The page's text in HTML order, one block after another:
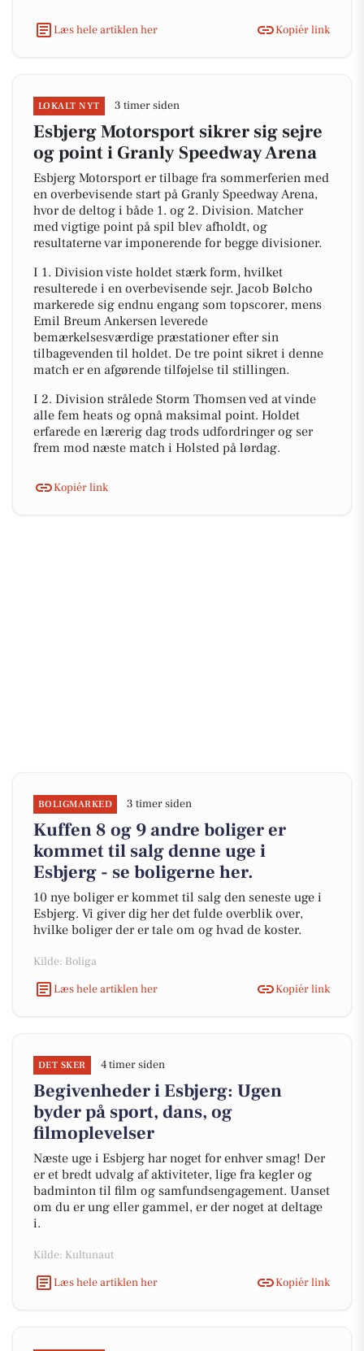
Læs hele artiklen her Kopiér link
LOKALT NYT 3 timer siden
Esbjerg Motorsport sikrer sig sejre
og point i Granly Speedway Arena
Esbjerg Motorsport er tilbage fra sommerferien med
en overbevisende start på Granly Speedway Arena,
hvor de deltog i både 1. og 2. Division. Matcher
med vigtige point på spil blev afholdt, og
resultaterne var imponerende for begge divisioner.
I 1. Division viste holdet stærk form, hvilket
resulterede i en overbevisende sejr. Jacob Bølcho
markerede sig endnu engang som topscorer, mens
Emil Breum Ankersen leverede
bemærkelsesværdige præstationer efter sin
tilbagevenden til holdet. De tre point sikret i denne
match er en afgørende tilføjelse til stillingen.
I 2. Division strålede Storm Thomsen ved at vinde
alle fem heats og opnå maksimal point. Holdet
erfarede en lærerig dag trods udfordringer og ser
frem mod næste match i Holsted på lørdag.
Kopiér link
BOLIGMARKED 3 timer siden
Kuffen 8 og 9 andre boliger er
kommet til salg denne uge i
Esbjerg - se boligerne her.
10 nye boliger er kommet til salg den seneste uge i
Esbjerg. Vi giver dig her det fulde overblik over,
hvilke boliger der er tale om og hvad de koster.
Kilde: Boliga
Læs hele artiklen her
Kopiér link
DET SKER 4 timer siden
Begivenheder i Esbjerg: Ugen
byder på sport, dans, og
filmoplevelser
Næste uge i Esbjerg har noget for enhver smag! Der
er et bredt udvalg af aktiviteter, lige fra kegler og
badminton til film og samfundsengagement. Uanset
om du er ung eller gammel, er der noget at deltage
i.
Kilde: Kultunaut
Læs hele artiklen her
Kopiér link